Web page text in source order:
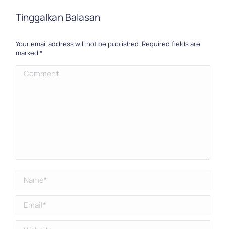
Tinggalkan Balasan
Your email address will not be published. Required fields are
marked*
Comment
Name *
Email *